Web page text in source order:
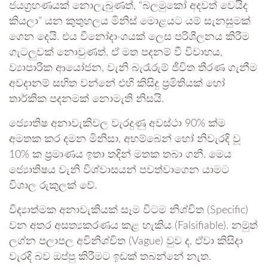
ජයග්‍රහණයක් නොලැබුණත්, “බලමුකෝ අදවත් වෙයිද
කියලා” යන කුතුහලය මිනිස් මොළයට යම් සැනසුමක්
ගෙන දෙයි. එය විනෝදාංශයක් ලෙස පරිශීලනය කිරීම
ගැටලුවක් නොවුණත්, ඒ මත පදනම් වී විවාහය,
ව්‍යාපාරික ආයෝජන, වැනි බැරෑරුම් ජීවිත තීරණ ගැනීම
අවදානම් සහිත වන්නේ එහි කිසිදු ප්‍රමිතියක් හෝ
තාර්කික පදනමක් නොමැති නිසයි.
ජ්‍යොතිෂ අනාවැකිවල වැරදුණු අවස්ථා 90% ක්ම
අමතක කර දමන මිනිසා, අහම්බෙන් හෝ නිවැරදි වූ
10% ක ප්‍රමාණය ඉතා තදින් මතක තබා ගනී. මෙය
ජ්‍යොතිෂය වැනි විශ්වාසයන් පවත්වාගෙන යාමට
විශාල රුකුලක් වේ.
විද්‍යාත්මක අනාවැකියක් සෑම විටම නිශ්චිත (Specific)
වන අතර අසත්‍යකරණය කළ හැකිය (Falsifiable). නමුත්
ලග්න පලාපල අවිනිශ්චිත (Vague) වුව ද, ඒවා කිසිදා
වැරදි බව ඔප්පු කිරීමට ඉඩක් තබන්නේ නැත.